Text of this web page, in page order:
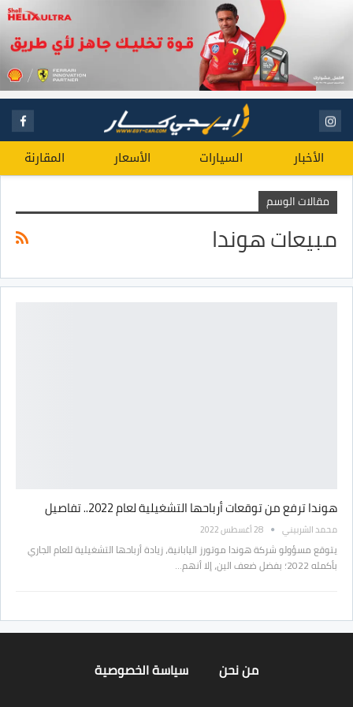
الأخبار السيارات الأسعار المقارنة
مقالات الوسم
مبيعات هوندا
هوندا ترفع من توقعات أرباحها التشغيلية لعام 2022.. تفاصيل
محمد الشربيني 28 أغسطس 2022
يتوقع مسؤولو شركة هوندا موتورز اليابانية، زيادة أرباحها التشغيلية للعام الجاري
بأكمله 2022؛ بفضل ضعف الين، إلا أنهم…
من نحن سياسة الخصوصية